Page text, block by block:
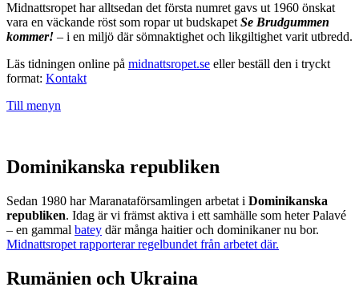
Midnattsropet har alltsedan det första numret gavs ut 1960 önskat
vara en väckande röst som ropar ut budskapet Se Brudgummen
kommer! – i en miljö där sömnaktighet och likgiltighet varit utbredd.
Läs tidningen online på midnattsropet.se eller beställ den i tryckt
format: Kontakt
Till menyn
Dominikanska republiken
Sedan 1980 har Maranataförsamlingen arbetat i Dominikanska
republiken. Idag är vi främst aktiva i ett samhälle som heter Palavé
– en gammal batey där många haitier och dominikaner nu bor.
Midnattsropet rapporterar regelbundet från arbetet där.
Rumänien och Ukraina